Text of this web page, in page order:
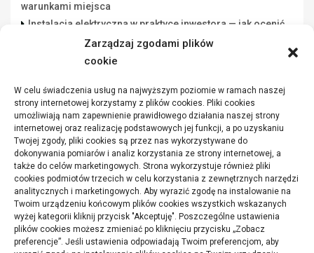
Zarządzaj zgodami plików
cookie
W celu świadczenia usług na najwyższym poziomie w ramach naszej
strony internetowej korzystamy z plików cookies. Pliki cookies
umożliwiają nam zapewnienie prawidłowego działania naszej strony
internetowej oraz realizację podstawowych jej funkcji, a po uzyskaniu
Twojej zgody, pliki cookies są przez nas wykorzystywane do
dokonywania pomiarów i analiz korzystania ze strony internetowej, a
także do celów marketingowych. Strona wykorzystuje również pliki
cookies podmiotów trzecich w celu korzystania z zewnętrznych narzędzi
analitycznych i marketingowych. Aby wyrazić zgodę na instalowanie na
Twoim urządzeniu końcowym plików cookies wszystkich wskazanych
wyżej kategorii kliknij przycisk "Akceptuję". Poszczególne ustawienia
plików cookies możesz zmieniać po kliknięciu przycisku „Zobacz
preferencje”. Jeśli ustawienia odpowiadają Twoim preferencjom, aby
warunkami miejsca
Instalacja elektryczna w praktyce inwestora — jak ocenić
wykonawcę rozsądnie
Lista danych do świadectwa energetycznego: co
Funkcjonalna przestrzeń robocza w warsztacie a jakość
wykonywanych zadań
Jakie parametry mają winylowe panele